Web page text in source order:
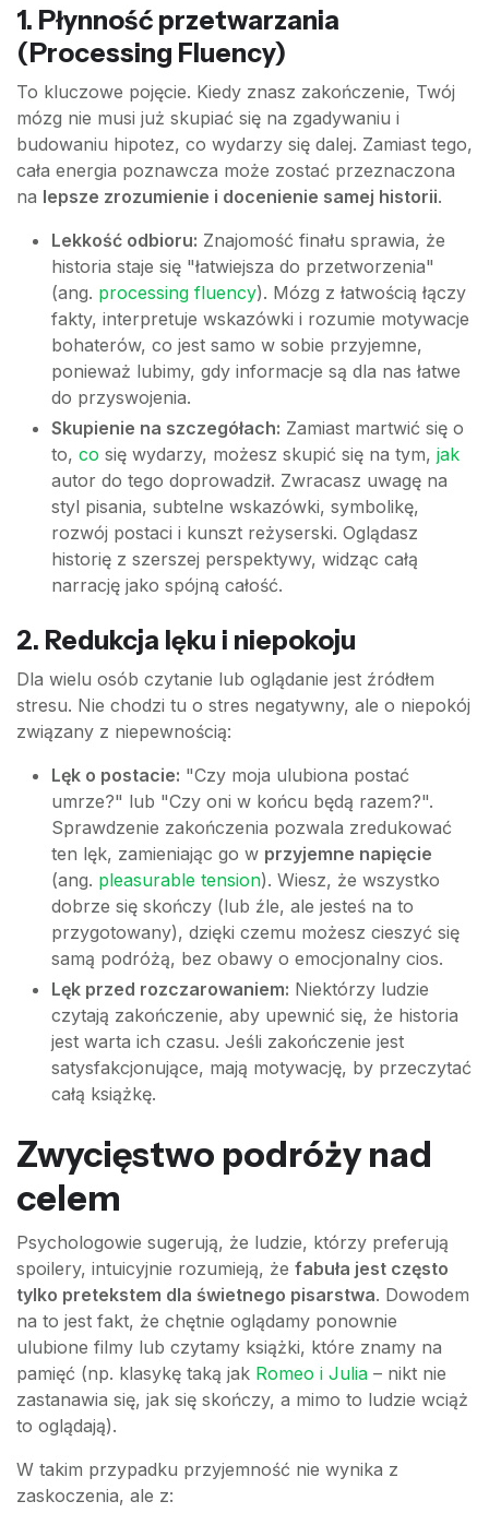
1. Płynność przetwarzania
(Processing Fluency)
To kluczowe pojęcie. Kiedy znasz zakończenie, Twój
mózg nie musi już skupiać się na zgadywaniu i
budowaniu hipotez, co wydarzy się dalej. Zamiast tego,
cała energia poznawcza może zostać przeznaczona
na lepsze zrozumienie i docenienie samej historii.
Lekkość odbioru: Znajomość finału sprawia, że
historia staje się "łatwiejsza do przetworzenia"
(ang. processing fluency). Mózg z łatwością łączy
fakty, interpretuje wskazówki i rozumie motywacje
bohaterów, co jest samo w sobie przyjemne,
ponieważ lubimy, gdy informacje są dla nas łatwe
do przyswojenia.
Skupienie na szczegółach: Zamiast martwić się o
to, co się wydarzy, możesz skupić się na tym, jak
autor do tego doprowadził. Zwracasz uwagę na
styl pisania, subtelne wskazówki, symbolikę,
rozwój postaci i kunszt reżyserski. Oglądasz
historię z szerszej perspektywy, widząc całą
narrację jako spójną całość.
2. Redukcja lęku i niepokoju
Dla wielu osób czytanie lub oglądanie jest źródłem
stresu. Nie chodzi tu o stres negatywny, ale o niepokój
związany z niepewnością:
Lęk o postacie: "Czy moja ulubiona postać
umrze?" lub "Czy oni w końcu będą razem?".
Sprawdzenie zakończenia pozwala zredukować
ten lęk, zamieniając go w przyjemne napięcie
(ang. pleasurable tension). Wiesz, że wszystko
dobrze się skończy (lub źle, ale jesteś na to
przygotowany), dzięki czemu możesz cieszyć się
samą podróżą, bez obawy o emocjonalny cios.
Lęk przed rozczarowaniem: Niektórzy ludzie
czytają zakończenie, aby upewnić się, że historia
jest warta ich czasu. Jeśli zakończenie jest
satysfakcjonujące, mają motywację, by przeczytać
całą książkę.
Zwycięstwo podróży nad
celem
Psychologowie sugerują, że ludzie, którzy preferują
spoilery, intuicyjnie rozumieją, że fabuła jest często
tylko pretekstem dla świetnego pisarstwa. Dowodem
na to jest fakt, że chętnie oglądamy ponownie
ulubione filmy lub czytamy książki, które znamy na
pamięć (np. klasykę taką jak Romeo i Julia – nikt nie
zastanawia się, jak się skończy, a mimo to ludzie wciąż
to oglądają).
W takim przypadku przyjemność nie wynika z
zaskoczenia, ale z: